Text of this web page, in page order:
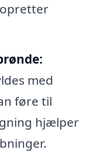
med
føre til
hjælper